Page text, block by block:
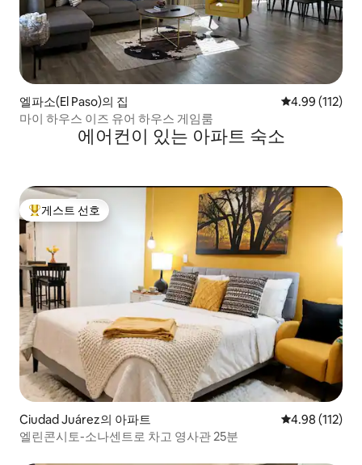
엘파소(El Paso)의 집 평점 4.99점(5
4.99 (112)
마이 하우스 이즈 유어 하우스 게임룸
에어컨이 있는 아파트 숙소
상위 게스트 선호
게스트 선호
Ciudad Juárez의 아파트 평점 4.98점(5
4.98 (112)
엘린콘시토-소나센트로 차고 영사관 25분